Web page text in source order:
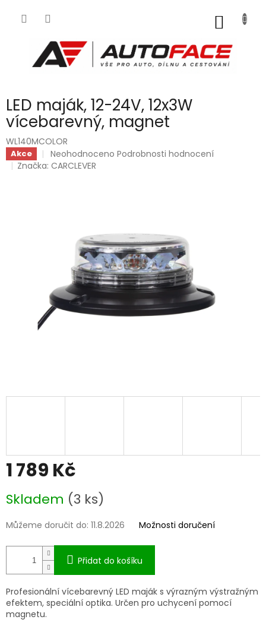
LED maják, 12-24V, 12x3W
vícebarevný, magnet
WL140MCOLOR
Akce
Průměrné
hodnocení
Neohodnoceno Podrobnosti hodnocení
Značka:CARCLEVER
1 789 Kč
cena:
Skladem (3 ks)
Můžeme doručit do: 11.8.2026 Možnosti doručení
Přidat do košíku
Profesionální vícebarevný LED maják s výrazným výstražným
efektem, speciální optika. Určen pro uchycení pomocí
magnetu.